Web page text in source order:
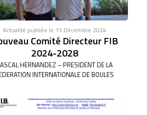
Actualité publiée le 15 Décembre 2024
Comité Directeur FIB
2024-2028
HERNANDEZ – PRESIDENT DE LA
INTERNATIONALE DE BOULES